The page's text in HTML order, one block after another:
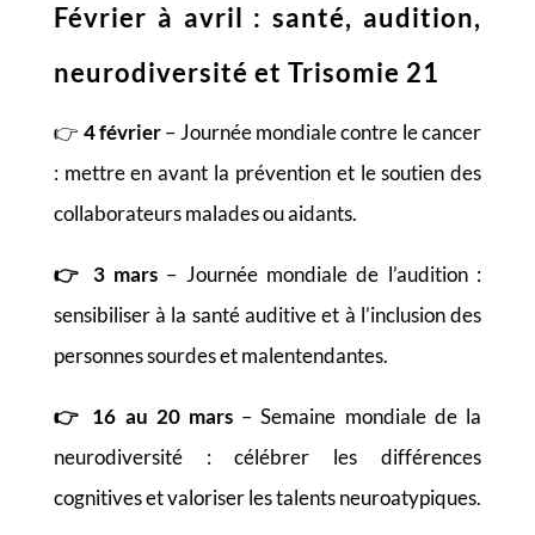
Février à avril : santé, audition,
neurodiversité et Trisomie 21
👉 4 février– Journée mondiale contre le cancer
: mettre en avant la prévention et le soutien des
collaborateurs malades ou aidants.
👉 3 mars– Journée mondiale de l’audition :
sensibiliser à la santé auditive et à l’inclusion des
personnes sourdes et malentendantes.
👉 16 au 20 mars – Semaine mondiale de la
neurodiversité : célébrer les différences
cognitives et valoriser les talents neuroatypiques.